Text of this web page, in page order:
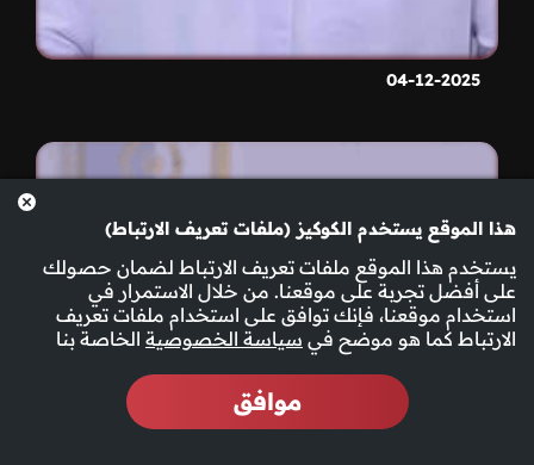
04-12-2025
هذا الموقع يستخدم الكوكيز (ملفات تعريف الارتباط)
يستخدم هذا الموقع ملفات تعريف الارتباط لضمان حصولك
على أفضل تجربة على موقعنا. من خلال الاستمرار في
استخدام موقعنا، فإنك توافق على استخدام ملفات تعريف
الارتباط كما هو موضح في سياسة الخصوصية الخاصة بنا
موافق